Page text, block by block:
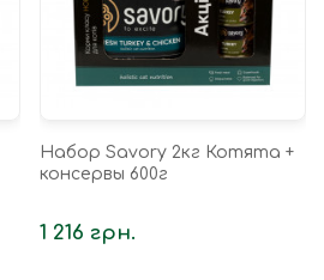
Набор Savory 2кг Котята +
консервы 600г
1 216 грн.